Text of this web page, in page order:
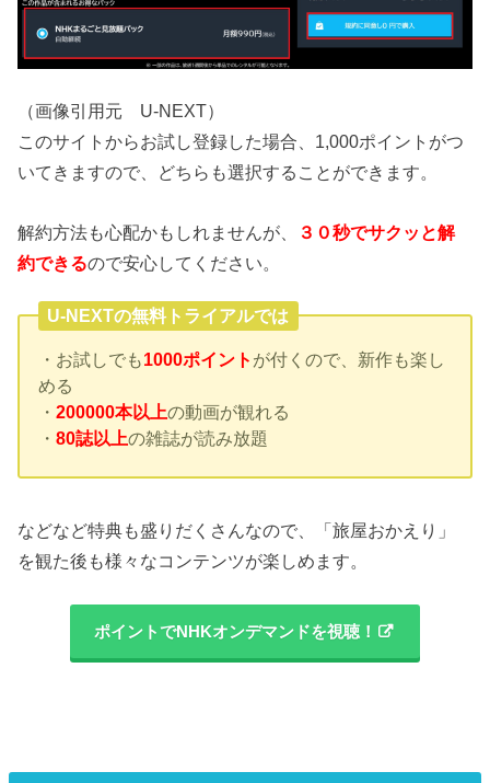
（画像引用元 U-NEXT）
このサイトからお試し登録した場合、1,000ポイントがつ
いてきますので、どちらも選択することができます。
解約方法も心配かもしれませんが、
３０秒でサクッと解
約できるので安心してください。
U-NEXTの無料トライアルでは
・お試しでも1000ポイント が付くので、新作も楽し
める
・200000本以上の動画が観れる
・80誌以上の雑誌が読み放題
などなど特典も盛りだくさんなので、「旅屋おかえり」
を観た後も様々なコンテンツが楽しめます。
ポイントでNHKオンデマンドを視聴！